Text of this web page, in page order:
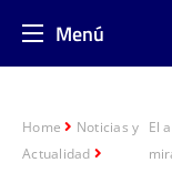
Menú
Home
Noticias y
Actualidad
El